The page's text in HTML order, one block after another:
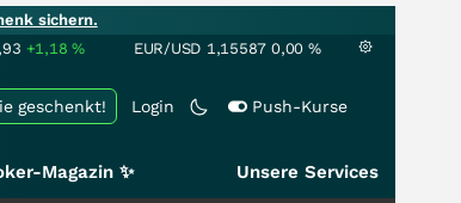
sichern.
+1,18% EUR/USD 1,15587 0,00 %
Login Push-Kurse
geschenkt!
Magazin ✨ Unsere Services